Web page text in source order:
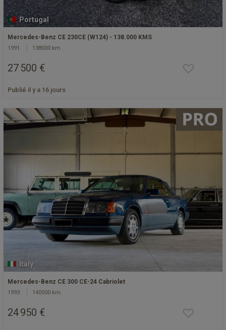
Portugal
Mercedes-Benz CE 230CE (W124) - 138.000 KMS
1991 138000 km
27 500 €
Publié il y a 16 jours
Italy
Mercedes-Benz CE 300 CE-24 Cabriolet
1993 140500 km
24 950 €